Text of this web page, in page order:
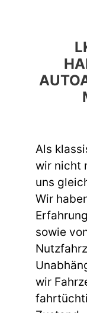
Als
wir nicht
uns
Wir
sowie
wir